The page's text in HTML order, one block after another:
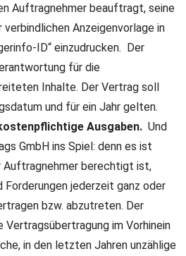
Auftragnehmer beauftragt, seine
Anzeigenvorlage in
ID“ einzudrucken. Der
für die
Inhalte. Der Vertrag soll
und für ein Jahr gelten.
Ausgaben. Und
GmbH ins Spiel: denn es ist
berechtigt ist,
jederzeit ganz oder
bzw. abzutreten. Der
im Vorhinein
in den letzten Jahren unzählige